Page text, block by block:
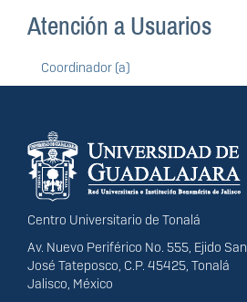
Atención a Usuarios
Coordinador (a)
Información del
portal
Centro Universitario de Tonalá
Av. Nuevo Periférico No. 555, Ejido San
José Tateposco, C.P. 45425, Tonalá
Jalisco, México